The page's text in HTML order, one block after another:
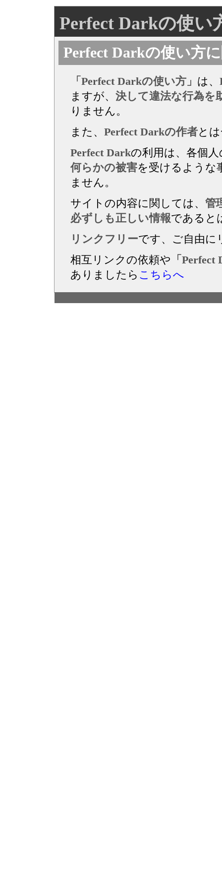
Perfect Darkの使い
Perfect Darkの使い方
「Perfect Darkの使い方」 は、
ますが、 決して違法な行為を
りません。
また、 Perfect Darkの作者と
Perfect Darkの利用は、各個人
何らかの被害を受けるような
ません。
サイトの内容に関しては、 管
必ずしも正しい情報であると
リンクフリーです、ご自由に
相互リンクの依頼や 「
ありましたら こちらへ